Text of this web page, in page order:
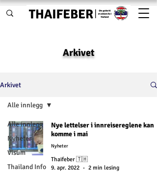
Arkivet
Arkivet
Alle innlegg
Nyheter
Visum
Thailand Info
Alle innlegg
Nye lettelser i innreisereglene kan
komme i mai
Nyheter
Thaifeber 🇹🇭
9. apr. 2022
2 min lesing